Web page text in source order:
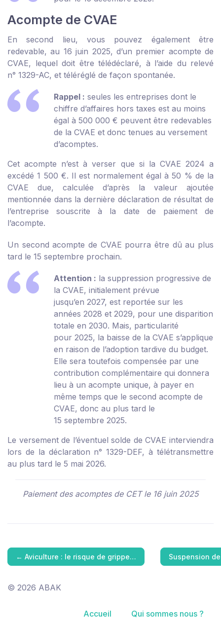
Acompte de CVAE
En second lieu, vous pouvez également être
redevable, au 16 juin 2025, d’un premier acompte de
CVAE, lequel doit être télédéclaré, à l’aide du relevé
n° 1329-AC, et téléréglé de façon spontanée.
Rappel : seules les entreprises dont le
chiffre d’affaires hors taxes est au moins
égal à 500 000 € peuvent être redevables
de la CVAE et donc tenues au versement
d’acomptes.
Cet acompte n’est à verser que si la CVAE 2024 a
excédé 1 500 €. Il est normalement égal à 50 % de la
CVAE due, calculée d’après la valeur ajoutée
mentionnée dans la dernière déclaration de résultat de
l’entreprise souscrite à la date de paiement de
l’acompte.
Un second acompte de CVAE pourra être dû au plus
tard le 15 septembre prochain.
Attention : la suppression progressive de
la CVAE, initialement prévue
jusqu’en 2027, est reportée sur les
années 2028 et 2029, pour une disparition
totale en 2030. Mais, particularité
pour 2025, la baisse de la CVAE s’applique
en raison de l’adoption tardive du budget.
Elle sera toutefois compensée par une
contribution complémentaire qui donnera
lieu à un acompte unique, à payer en
même temps que le second acompte de
CVAE, donc au plus tard le
15 septembre 2025.
Le versement de l’éventuel solde de CVAE interviendra
lors de la déclaration n° 1329-DEF, à télétransmettre
au plus tard le 5 mai 2026.
Paiement des acomptes de CET le 16 juin 2025
← Aviculture : le risque de grippe… Suspension
© 2026 ABAK
Accueil Qui sommes nous ?